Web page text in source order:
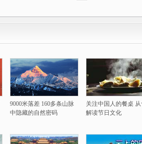
9000米落差 160多条山脉
中隐藏的自然密码
关注中国人的餐桌
解读节日文化